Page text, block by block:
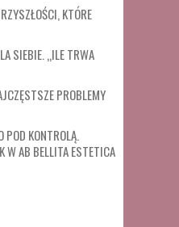
KTÓRE
SIEBIE. „ILE TRWA
PROBLEMY
POD KONTROLĄ.
W AB BELLITA ESTETICA